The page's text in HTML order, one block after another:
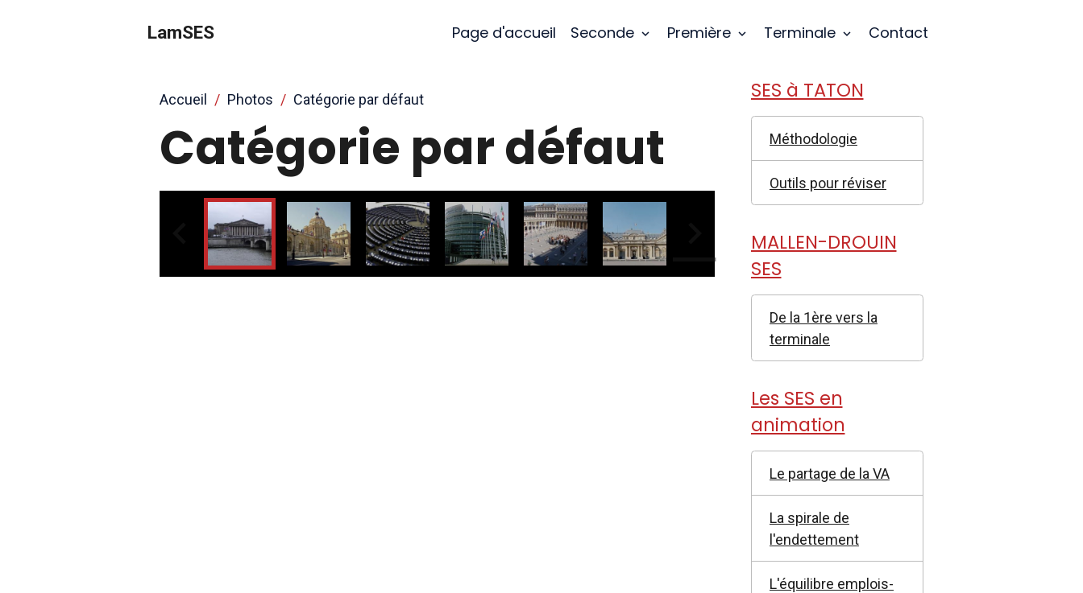
LamSES Page d'accueil Seconde Première Terminale Contact
Accueil Photos Catégorie par défaut
Catégorie par défaut
SES à TATON
Méthodologie
Outils pour réviser
MALLEN-DROUIN
SES
De la 1ère vers la
terminale
Les SES en
animation
Le partage de la VA
La spirale de
l'endettement
L'équilibre emplois-